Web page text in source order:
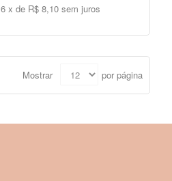
6 x de R$ 8,10 sem juros
Mostrar por página